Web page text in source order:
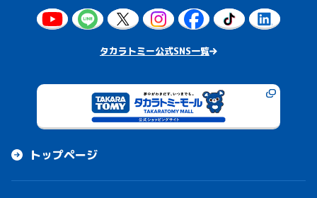
タカラトミー公式SNS一覧
トップページ